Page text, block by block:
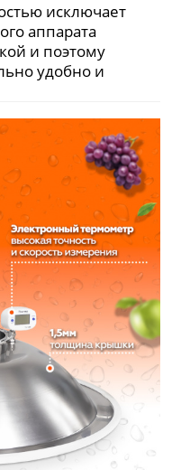
исключает
аппарата
и поэтому
удобно и